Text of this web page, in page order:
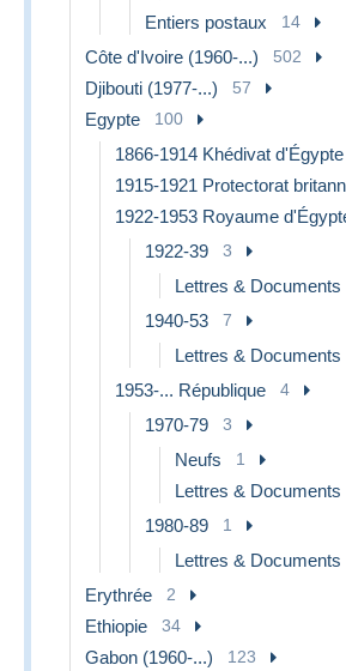
Entiers postaux 14
Côte d'Ivoire (1960-...) 502
Djibouti (1977-...) 57
Egypte 100
1866-1914 Khédivat d'Égypte
1915-1921 Protectorat
1922-1953 Royaume
1922-39 3
Lettres & Documents
1940-53 7
Lettres & Documents
1953-... République 4
1970-79 3
Neufs 1
Lettres & Documents
1980-89 1
Lettres & Documents
Erythrée 2
Ethiopie 34
Gabon (1960-...) 123